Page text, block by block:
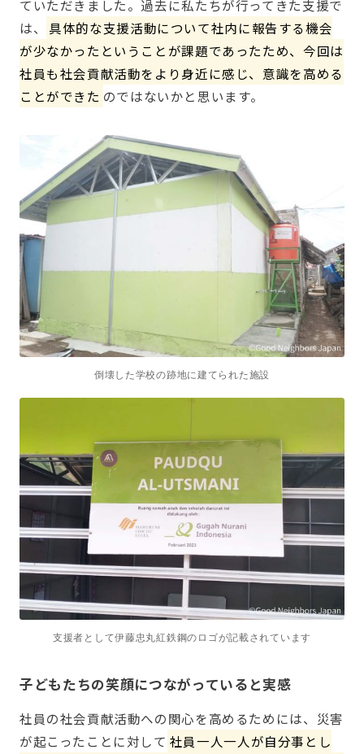
ていただきました。過去に私たちが行ってきた支援で
は、
具体的な支援活動について社内に報告する機会
が少なかったということが課題であったため、今回は
社員も社会貢献活動をより身近に感じ、意識を高める
ことができた のではないかと思います。
倒壊した学校の跡地に建てられた施設
支援者として伊藤忠丸紅鉄鋼のロゴが記載されています
子どもたちの笑顔につながっていると実感
社員の社会貢献活動への関心を高めるためには、災害
が起こったことに対して 社員一人一人が自分事とし